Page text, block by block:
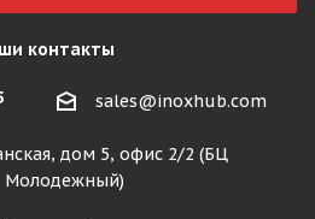
контакты
sales@inoxhub.com
дом 5, офис 2/2 (БЦ
Молодежный)